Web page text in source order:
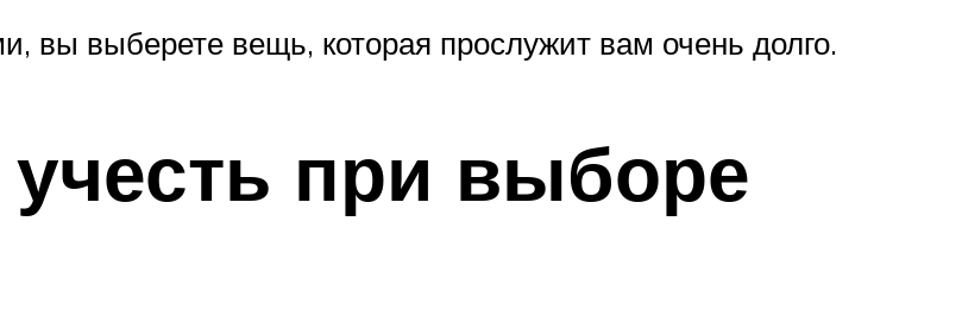
вы выберете вещь, которая прослужит вам очень долго.
при выборе